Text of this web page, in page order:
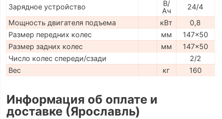
Зарядное устройство
В/
Ач
24/4
Мощность двигателя подъема
кВт
0,8
Размер передних колес
мм
147x50
Размер задних колес
мм
147x50
Число колес спереди/сзади
2/2
Вес
кг 160
Информация об оплате и
доставке (Ярославль)